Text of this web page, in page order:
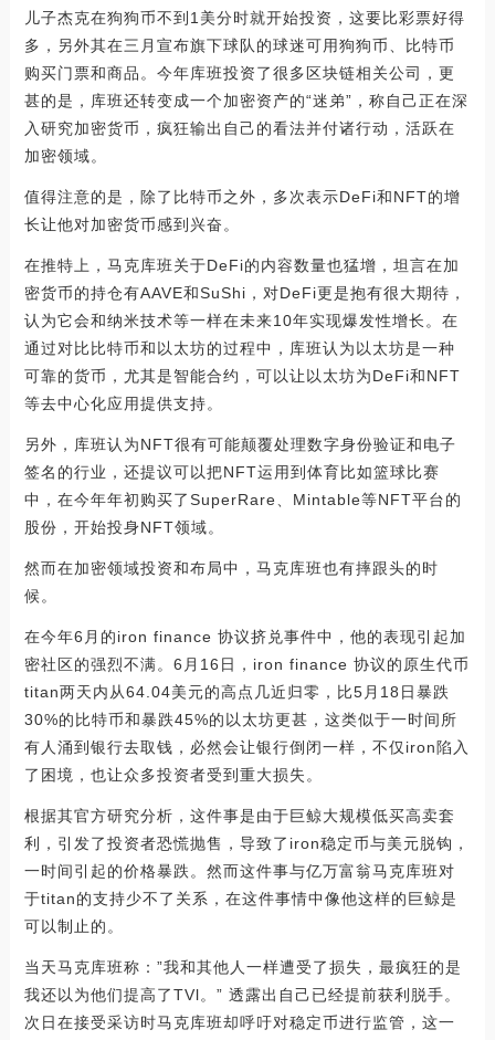
儿子杰克在狗狗币不到1美分时就开始投资，这要比彩票好得
多，另外其在三月宣布旗下球队的球迷可用狗狗币、比特币
购买门票和商品。今年库班投资了很多区块链相关公司，更
甚的是，库班还转变成一个加密资产的“迷弟”，称自己正在深
入研究加密货币，疯狂输出自己的看法并付诸行动，活跃在
加密领域。
值得注意的是，除了比特币之外，多次表示DeFi和NFT的增
长让他对加密货币感到兴奋。
在推特上，马克库班关于DeFi的内容数量也猛增，坦言在加
密货币的持仓有AAVE和SuShi，对DeFi更是抱有很大期待，
认为它会和纳米技术等一样在未来10年实现爆发性增长。在
通过对比比特币和以太坊的过程中，库班认为以太坊是一种
可靠的货币，尤其是智能合约，可以让以太坊为DeFi和NFT
等去中心化应用提供支持。
另外，库班认为NFT很有可能颠覆处理数字身份验证和电子
签名的行业，还提议可以把NFT运用到体育比如篮球比赛
中，在今年年初购买了SuperRare、Mintable等NFT平台的
股份，开始投身NFT领域。
然而在加密领域投资和布局中，马克库班也有摔跟头的时
候。
在今年6月的iron finance 协议挤兑事件中，他的表现引起加
密社区的强烈不满。6月16日，iron finance 协议的原生代币
titan两天内从64.04美元的高点几近归零，比5月18日暴跌
30%的比特币和暴跌45%的以太坊更甚，这类似于一时间所
有人涌到银行去取钱，必然会让银行倒闭一样，不仅iron陷入
了困境，也让众多投资者受到重大损失。
根据其官方研究分析，这件事是由于巨鲸大规模低买高卖套
利，引发了投资者恐慌抛售，导致了iron稳定币与美元脱钩，
一时间引起的价格暴跌。然而这件事与亿万富翁马克库班对
于titan的支持少不了关系，在这件事情中像他这样的巨鲸是
可以制止的。
当天马克库班称：”我和其他人一样遭受了损失，最疯狂的是
我还以为他们提高了TVl。” 透露出自己已经提前获利脱手。
次日在接受采访时马克库班却呼吁对稳定币进行监管，这一